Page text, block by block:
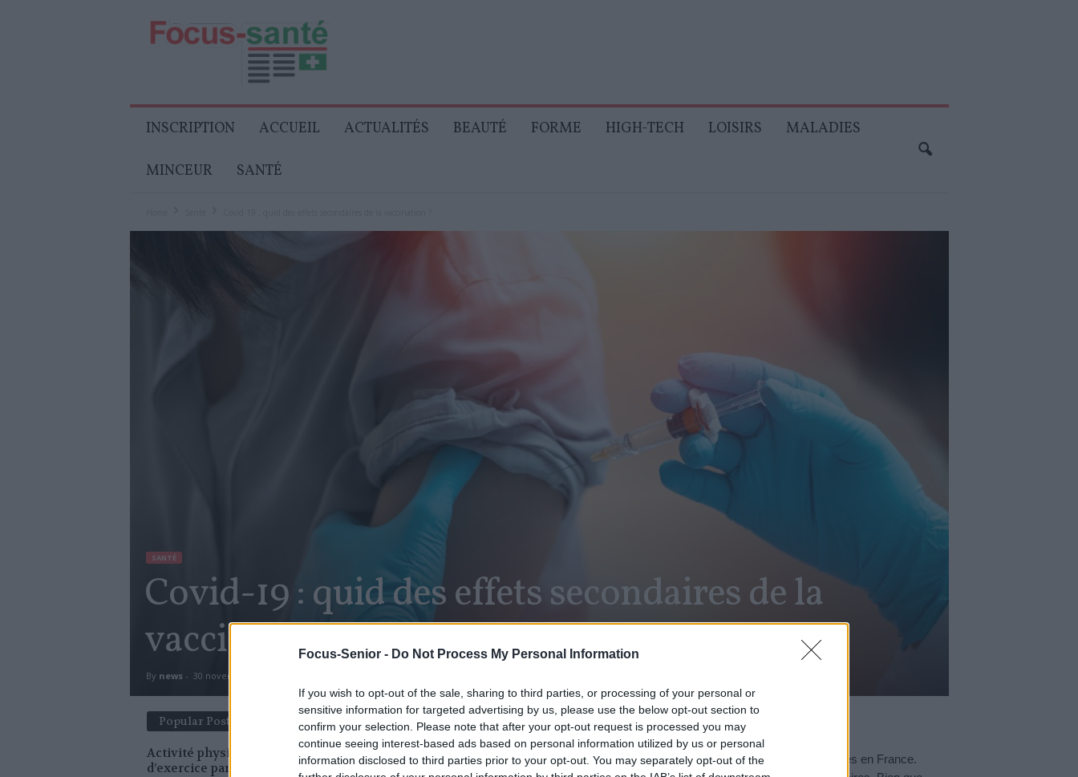
Focus-Senior - Do Not Process My Personal Information
If you wish to opt-out of the sale, sharing to third parties, or processing of your personal or
sensitive information for targeted advertising by us, please use the below opt-out section to
confirm your selection. Please note that after your opt-out request is processed you may
continue seeing interest-based ads based on personal information utilized by us or personal
information disclosed to third parties prior to your opt-out. You may separately opt-out of the
Senior
INSCRIPTION ACCUEIL ACTUALITÉS BEAUTÉ FORME HIGH-TECH LOISIRS MALADIES
MINCEUR SANTÉ
SANTÉ
Covid-19 : quid des effets secondaires de la
vaccination ?
By news- 30 novembre 2020
SHARE Facebook Twitter
La campagne de vaccination anti-Covid-19 devrait débuter dans quelques semaines en France.
Popular Posts
Activité physique : 150 à 300 minutes
d’exercice par semaine